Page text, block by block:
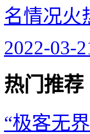
名情况火
2022-03-
热门推荐
“极客无